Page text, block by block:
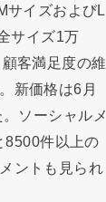
サイズおよびL
サイズ1万
客満足度の維
新価格は6月
ソーシャルメ
8500件以上の
ントも見られ